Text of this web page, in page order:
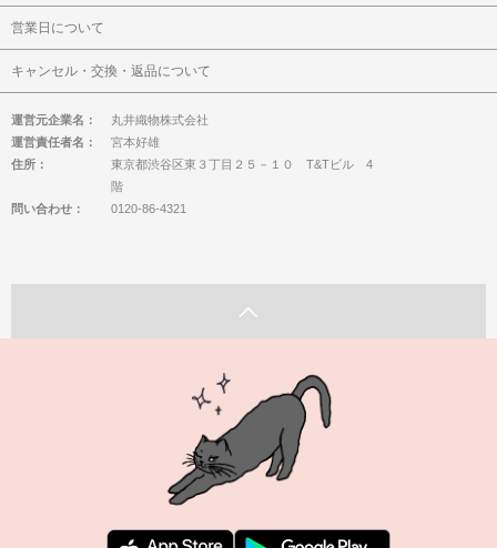
営業日について
キャンセル・交換・返品について
運営元企業名：
丸井織物株式会社
運営責任者名：
宮本好雄
住所：
東京都渋谷区東３丁目２５－１０ T&Tビル 4
階
問い合わせ：
0120-86-4321